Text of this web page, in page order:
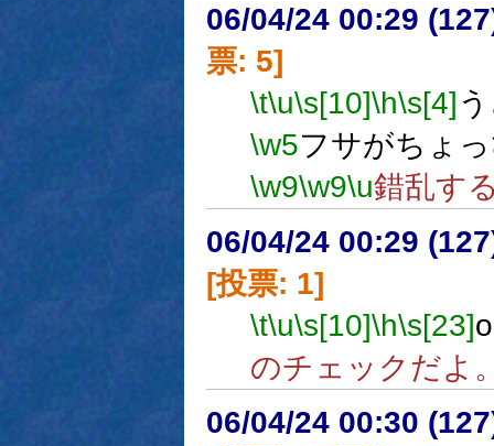
06/04/24 00:29
票: 5]
\t\u\s[10]\h\s[4]
\w5フサがちょ
\w9\w9\u錯乱す
06/04/24 00:29
[投票: 1]
\t\u\s[10]\h\s[23]
のチェックだよ
06/04/24 00:30